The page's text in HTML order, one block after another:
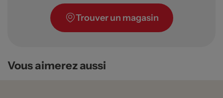
Trouver un magasin
Vous aimerez aussi